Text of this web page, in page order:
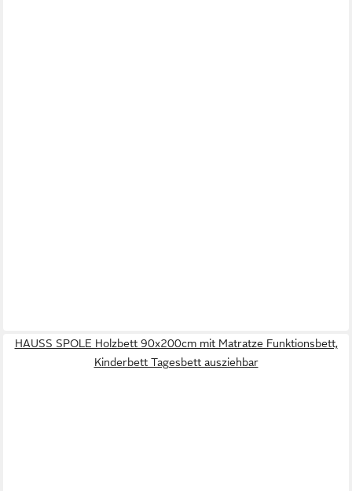
HAUSS SPOLE Holzbett 90x200cm mit Matratze Funktionsbett,
Kinderbett Tagesbett ausziehbar